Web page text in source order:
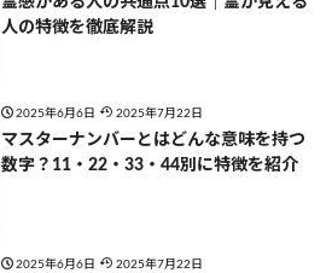
人の特徴を徹底解説
2025年6月6日 2025年7月22日
マスターナンバーとはどんな意味を持つ
数字？11・22・33・44別に特徴を紹介
2025年6月6日 2025年7月22日